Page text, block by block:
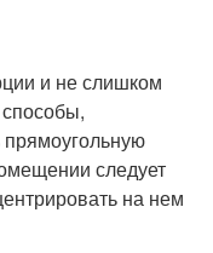
и не слишком
следует
на нем